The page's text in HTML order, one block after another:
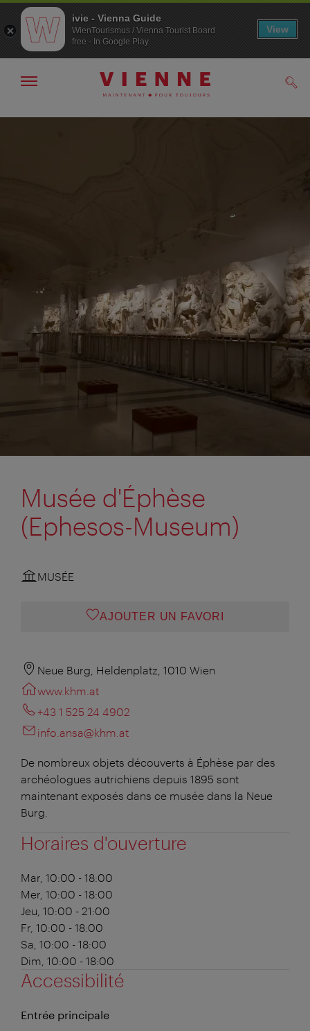
Navigation
Contenu
Afficher
la
Musée d'Éphèse
(Ephesos-Museum)
MUSÉE
AJOUTER UN FAVORI
Neue Burg, Heldenplatz, 1010 Wien
www.khm.at
+43 1 525 24 4902
info.ansa@khm.at
De nombreux objets découverts à Éphèse par des
archéologues autrichiens depuis 1895 sont
maintenant exposés dans ce musée dans la Neue
Burg.
Horaires d'ouverture
Mar, 10:00 - 18:00
Mer, 10:00 - 18:00
Jeu, 10:00 - 21:00
Fr, 10:00 - 18:00
Sa, 10:00 - 18:00
Dim, 10:00 - 18:00
Accessibilité
Entrée principale
ivie - Vienna Guide
WienTourismus / Vienna Tourist Board
free - In Google Play
View